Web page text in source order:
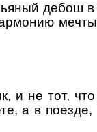
дебош
и не тот, что
а в